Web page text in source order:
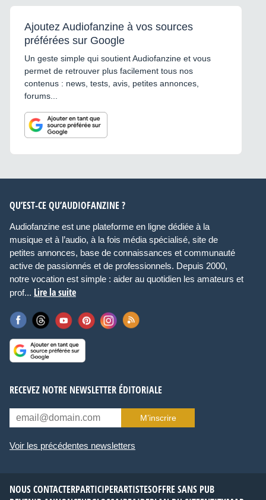
Ajoutez Audiofanzine à vos sources
préférées sur Google
Un geste simple qui soutient Audiofanzine et vous
permet de retrouver plus facilement tous nos
contenus : news, tests, avis, petites annonces,
forums...
QU’EST-CE QU’AUDIOFANZINE ?
Audiofanzine est une plateforme en ligne dédiée à la
musique et à l’audio, à la fois média spécialisé, site de
petites annonces, base de connaissances et communauté
active de passionnés et de professionnels. Depuis 2000,
notre vocation est simple : aider au quotidien les amateurs et
prof... Lire la suite
RECEVEZ NOTRE NEWSLETTER ÉDITORIALE
M’inscrire
Voir les précédentes newsletters
NOUS CONTACTERPARTICIPERARTISTESOFFRE SANS PUB